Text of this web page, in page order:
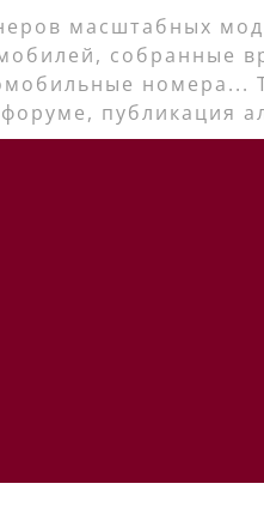
масштабных
собранные
номера...
форуме, публикация